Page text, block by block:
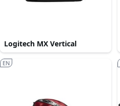
Logitech MX Vertical
EN